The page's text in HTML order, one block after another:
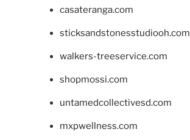
casateranga.com
sticksandstonesstudiooh.com
walkers-treeservice.com
shopmossi.com
untamedcollectivesd.com
mxpwellness.com